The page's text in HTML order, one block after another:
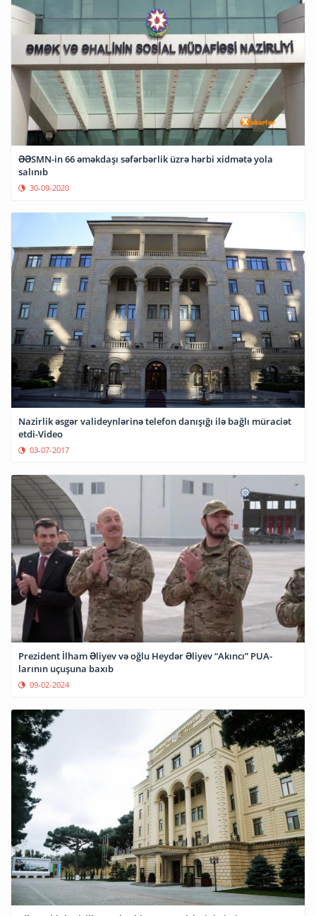
ƏƏSMN-in 66 əməkdaşı səfərbərlik üzrə hərbi xidmətə yola
salınıb
30-09-2020
Nazirlik əsgər valideynlərinə telefon danışığı ilə bağlı müraciət
etdi-Video
03-07-2017
Prezident İlham Əliyev və oğlu Heydər Əliyev “Akıncı” PUA-
larının uçuşuna baxıb
09-02-2024